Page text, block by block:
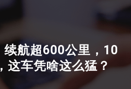
续航超600公里，10
这车凭啥这么猛？